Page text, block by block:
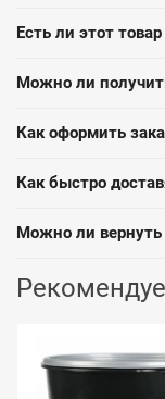
Есть ли этот
Можно ли
Как оформить
Как быстро
Можно ли вернуть